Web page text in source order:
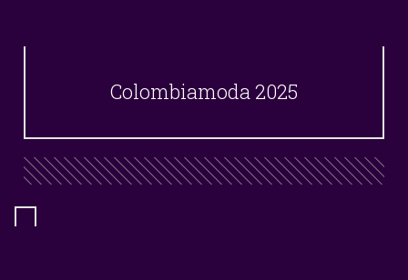
Colombiamoda 2025